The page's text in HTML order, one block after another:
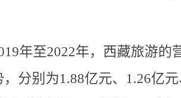
年至2022年，西藏旅游的
分别为1.88亿元、1.26亿